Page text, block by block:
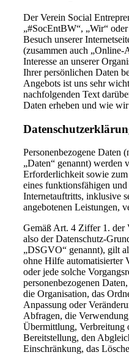
Der Verein Social
„#SocEntBW“, „Wir“
Besuch unserer
(zusammen auch
Interesse an unserer
Ihrer persönlichen Daten
Angebots ist uns sehr
nachfolgenden Text
Daten erheben und wie
Personenbezogene Daten
„Daten“ genannt) werden
Erforderlichkeit sowie
eines funktionsfähigen
Internetauftritts, inklusive
angebotenen Leistungen,
Gemäß Art. 4 Ziffer 1. der
also der Datenschutz-
„DSGVO“ genannt), gilt
ohne Hilfe automatisierter
oder jede solche
personenbezogenen
die Organisation, das
Anpassung oder
Abfragen, die
Übermittlung, Verbreitung
Bereitstellung, den
Einschränkung, das